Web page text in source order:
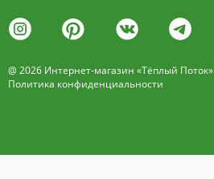
@ 2026 Интернет-магазин «Тёплый Поток»
Политика конфиденциальности